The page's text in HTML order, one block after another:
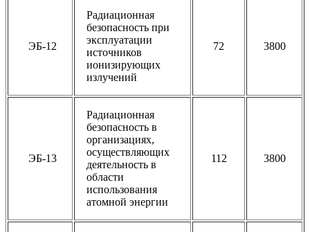
ЭБ-12
Радиационная
безопасность при
эксплуатации
источников
ионизирующих
излучений
72 3800
ЭБ-13
Радиационная
безопасность в
организациях,
осуществляющих
деятельность в
области
использования
атомной энергии
112 3800